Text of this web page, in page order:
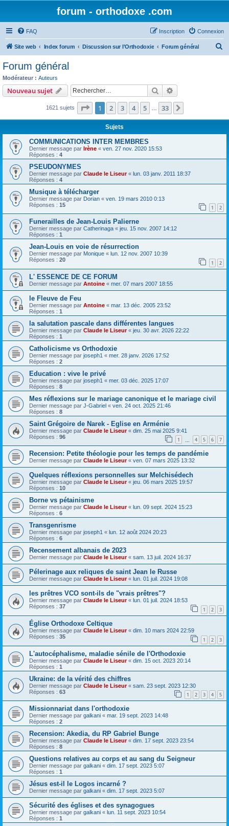
forum - orthodoxe .com
FAQ Connexion
Inscription
Site web Index forum Discussion sur l'Orthodoxie Forum général
c
Forum général
Modérateur : Auteurs
Nouveau sujet Rechercher
1621 sujets Page 1sur33
1 2 3 4 5 33
Sujets
COMMUNICATIONS INTER MEMBRES
Dernier message par Irène « ven. 27 nov. 2020 15:53
Réponses : 4
PSEUDONYMES
Dernier message par Claude le Liseur« lun. 03 janv. 2011 18:37
Réponses : 4
Musique à télécharger
Dernier message par Dorian « ven. 19 mars 2010 0:13
Réponses : 15 1 2
Funerailles de Jean-Louis Palierne
Dernier message par Catherinaga « jeu. 15 nov. 2007 14:12
Réponses : 1
Jean-Louis en voie de résurrection
Dernier message par Monique « lun. 12 nov. 2007 10:39
Réponses : 20 1 2
L' ESSENCE DE CE FORUM
Dernier message par Antoine « mer. 07 mars 2007 18:55
le Fleuve de Feu
Dernier message par Antoine « mar. 13 déc. 2005 23:52
Réponses : 1
la salutation pascale dans différentes langues
Dernier message par Claude le Liseur« jeu. 30 avr. 2026 22:22
Réponses : 1
Catholicisme vs Orthodoxie
Dernier message par joseph1 « mer. 28 janv. 2026 17:52
Réponses : 2
Education : vive le privé
Dernier message par joseph1 « mer. 03 déc. 2025 17:07
Réponses : 8
Mes réflexions sur le mariage canonique et le mariage civil
Dernier message par J-Gabriel « ven. 24 oct. 2025 21:46
Réponses : 8
Saint Grégoire de Narek - Eglise en Arménie
Dernier message par Claude le Liseur« dim. 25 mai 2025 9:41
Réponses : 96 1 4 5 6 7
Recension: Petite théologie pour les temps de pandémie
Dernier message par Claude le Liseur« ven. 07 mars 2025 13:32
Quelques réflexions personnelles sur Melchisédech
Dernier message par Claude le Liseur« jeu. 06 mars 2025 19:57
Réponses : 10
Borne vs pétainisme
Dernier message par Claude le Liseur« lun. 09 sept. 2024 15:23
Réponses : 6
Transgenrisme
Dernier message par joseph1 « lun. 12 août 2024 20:23
Réponses : 6
Recensement albanais de 2023
Dernier message par Claude le Liseur« sam. 13 juil. 2024 16:37
Pélerinage aux reliques de saint Jean le Russe
Dernier message par Claude le Liseur« lun. 01 juil. 2024 19:08
les prêtres VCO sont-ils de "vrais prêtres"?
Dernier message par Claude le Liseur« lun. 01 juil. 2024 18:53
Réponses : 37 1 2 3
Église Orthodoxe Celtique
Dernier message par Claude le Liseur« dim. 10 mars 2024 22:59
Réponses : 35 1 2 3
L'autocéphalisme, maladie sénile de l'Orthodoxie
Dernier message par Claude le Liseur« dim. 15 oct. 2023 20:14
Réponses : 1
Ukraine: de la vérité des chiffres
Dernier message par Claude le Liseur« sam. 23 sept. 2023 12:30
Réponses : 63 1 2 3 4 5
Missionnariat dans l'orthodoxie
Dernier message par galkani « mar. 19 sept. 2023 14:48
Réponses : 2
Recension: Akedia, du RP Gabriel Bunge
Dernier message par Claude le Liseur« dim. 17 sept. 2023 23:54
Réponses : 8
Questions relatives au corps et au sang du Seigneur
Dernier message par galkani « dim. 17 sept. 2023 5:07
Réponses : 1
Jésus est-il le Logos incarné ?
Dernier message par galkani « dim. 17 sept. 2023 5:07
Sécurité des églises et des synagogues
Dernier message par galkani « lun. 11 sept. 2023 10:54
Réponses : 1